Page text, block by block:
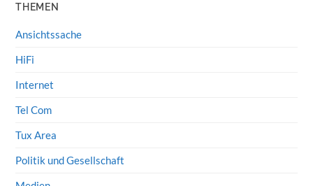
THEMEN
Ansichtssache
HiFi
Internet
Tel Com
Tux Area
Politik und Gesellschaft